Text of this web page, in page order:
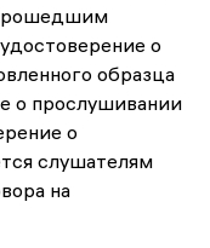
о
образца
о прослушивании
о
слушателям
на